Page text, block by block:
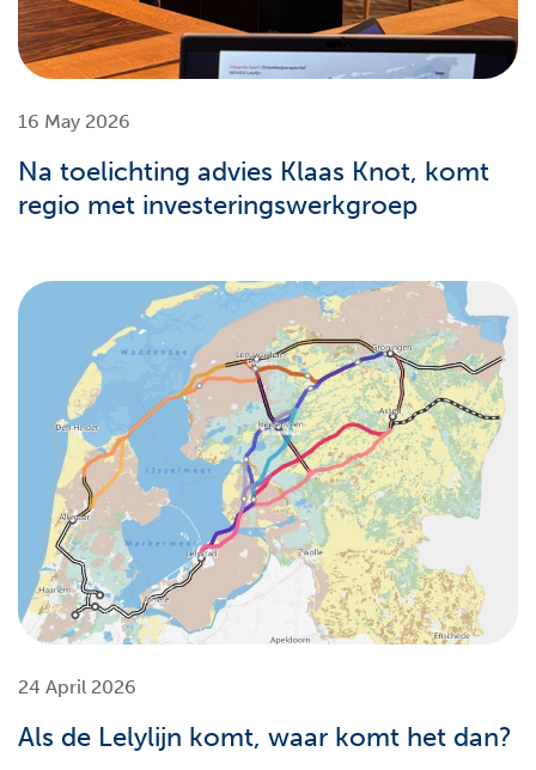
16 May 2026
Na toelichting advies Klaas Knot, komt
regio met investeringswerkgroep
24 April 2026
Als de Lelylijn komt, waar komt het dan?